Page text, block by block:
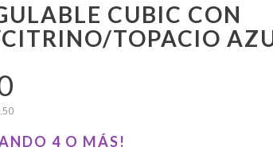
CUBIC CON
TOPACIO
4 O MÁS!